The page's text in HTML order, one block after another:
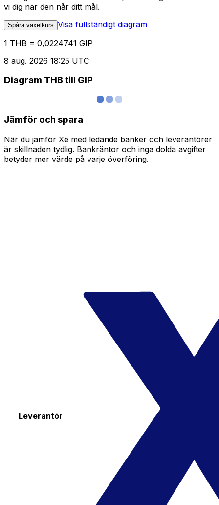
vi dig när den når ditt mål.
Spåra växelkurs Visa fullständigt diagram
1 THB = 0,0224741 GIP
8 aug. 2026 18:25 UTC
Diagram THB till GIP
Jämför och spara
När du jämför Xe med ledande banker och leverantörer
är skillnaden tydlig. Bankräntor och inga dolda avgifter
betyder mer värde på varje överföring.
Leverantör